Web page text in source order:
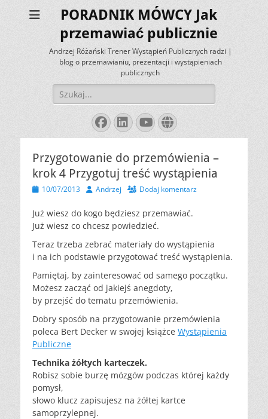
PORADNIK MÓWCY Jak
przemawiać publicznie
Andrzej Różański Trener Wystąpień Publicznych radzi |
blog o przemawianiu, prezentacji i wystąpieniach
publicznych
Szukaj:
Facebook
LinkedIn
YouTube
Website
Przygotowanie do przemówienia –
krok 4 Przygotuj treść wystąpienia
Opublikowano
10/07/2013 AutorAndrzej Dodaj komentarz
Już wiesz do kogo będziesz przemawiać.
Już wiesz co chcesz powiedzieć.
Teraz trzeba zebrać materiały do wystąpienia
i na ich podstawie przygotować treść wystąpienia.
Pamiętaj, by zainteresować od samego początku.
Możesz zacząć od jakiejś anegdoty,
by przejść do tematu przemówienia.
Dobry sposób na przygotowanie przemówienia
poleca Bert Decker w swojej książce Wystąpienia
Publiczne
Technika żółtych karteczek.
Robisz sobie burzę mózgów podczas której każdy
pomysł,
słowo klucz zapisujesz na żółtej kartce
samoprzylepnej.